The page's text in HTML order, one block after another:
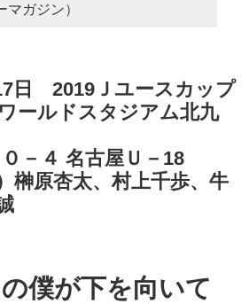
ガジン）
日 2019Ｊユースカップ
ールドスタジアム北九
－４ 名古屋Ｕ－18
榊原杏太、村上千歩、牛
の僕が下を向いて